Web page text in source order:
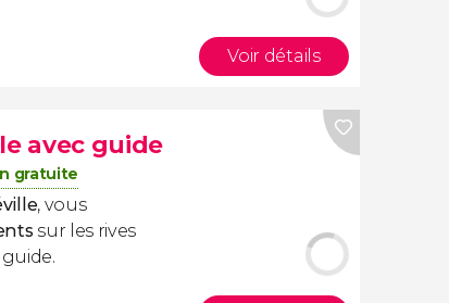
Voir détails
avec guide
gratuite
, vous
sur les rives